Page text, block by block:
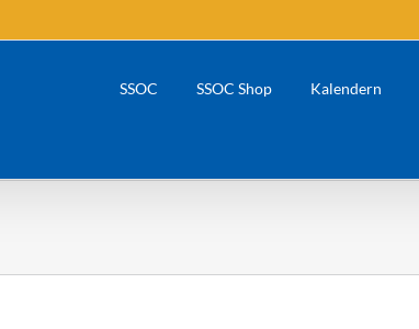
SSOC SSOC Shop Kalendern